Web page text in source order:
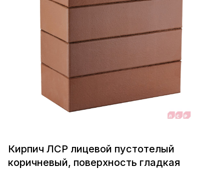
Кирпич ЛСР лицевой пустотелый
коричневый, поверхность гладкая